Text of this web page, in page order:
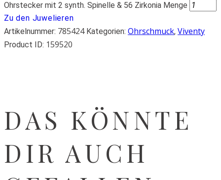
Ohrstecker mit 2 synth. Spinelle & 56 Zirkonia Menge
Zu den Juwelieren
Artikelnummer: 785424 Kategorien: Ohrschmuck, Viventy
Product ID: 159520
DAS KÖNNTE
DIR AUCH